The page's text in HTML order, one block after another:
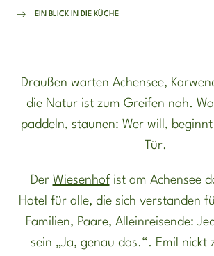
EIN BLICK IN DIE KÜCHE
Draußen warten Achensee,
die Natur ist zum Greifen nah.
paddeln, staunen: Wer will,
Tür.
Der Wiesenhofist am Achensee
Hotel für alle, die sich verstanden
Familien, Paare, Alleinreisende:
sein „Ja, genau das.“. Emil nickt
Newsletteranmeldung